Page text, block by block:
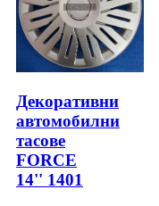
Декоративни
автомобилни
тасове
FORCE
14'' 1401